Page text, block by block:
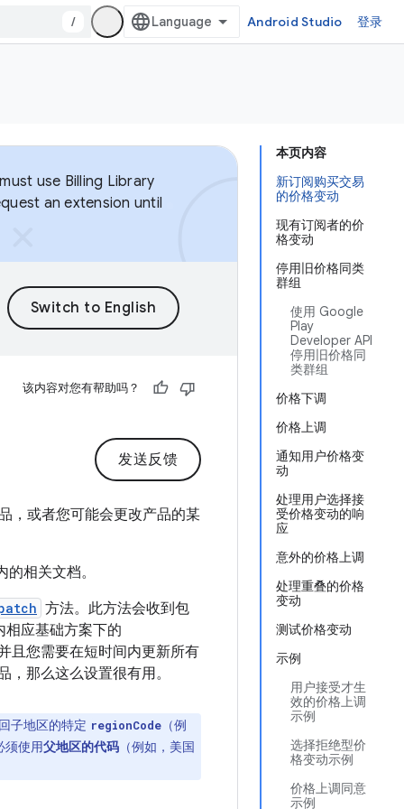
/ Android Studio 登录
本页内容
新订阅购买交易
的价格变动
现有订阅者的价
格变动
停用旧价格同类
群组
使用 Google
Play
Developer API
停用旧价格同
类群组
价格下调
价格上调
通知用户价格变
动
处理用户选择接
受价格变动的响
应
意外的价格上调
处理重叠的价格
变动
测试价格变动
示例
用户接受才生
效的价格上调
示例
选择拒绝型价
格变动示例
价格上调同意
示例
use Billing Library
an extension until
该内容对您有帮助吗？
发送反馈
，或者您可能会更改产品的某
的相关文档。
方法。此方法会收到包
应基础方案下的
且您需要在短时间内更新所有
那么这么设置很有用。
子地区的特定 regionCode （例
须使用父地区的代码 （例如，美国